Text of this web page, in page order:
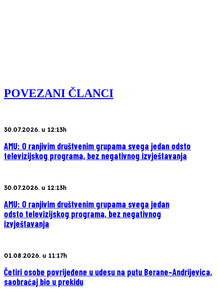
POVEZANI ČLANCI
30.07.2026. u 12:13h
AMU: O ranjivim društvenim grupama svega jedan odsto
televizijskog programa, bez negativnog izvještavanja
30.07.2026. u 12:13h
AMU: O ranjivim društvenim grupama svega jedan
odsto televizijskog programa, bez negativnog
izvještavanja
01.08.2026. u 11:17h
Četiri osobe povrijeđene u udesu na putu Berane–Andrijevica,
saobraćaj bio u prekidu